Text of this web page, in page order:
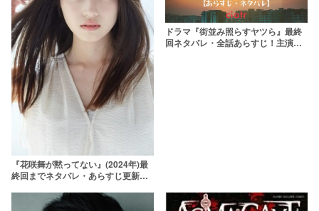
『花咲舞が黙ってない』(2024年)最
終回までネタバレ・あらすじ更新！
ドラマ『街並み照らすヤツら』最終
回ネタバレ・全話あらすじ！主演は